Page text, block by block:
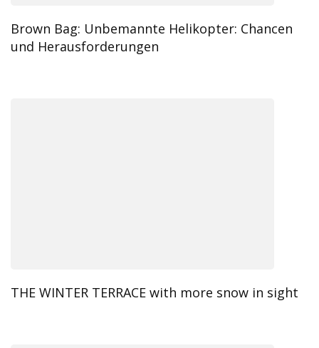
Brown Bag: Unbemannte Helikopter: Chancen
und Herausforderungen
THE WINTER TERRACE with more snow in sight